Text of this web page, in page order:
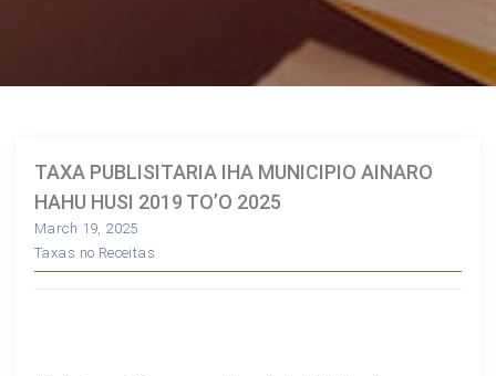
TAXA PUBLISITARIA IHA MUNICIPIO AINARO
HAHU HUSI 2019 TO’O 2025
March 19, 2025
Taxas no Receitas